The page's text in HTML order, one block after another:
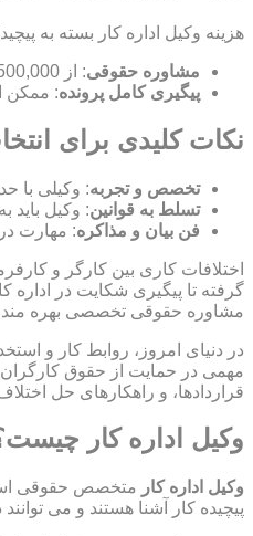
هزینه وکیل اداره کار بسته به
مشاوره حقوقی: از 500,000 تا 1,000,000 تومان برای تنظیم لایحه.
پیگیری کامل پرونده: ممکن است
نکات کلیدی برای
تخصص و تجربه: وکیلی با حداقل 5 سال تجربه در دعاوی اداره
تسلط به قوانین: وکیل باید
فن بیان و مذاکره: مهارت
اختلافات کاری بین کارگر و
گرفته تا پیگیری شکایت در اداره
مشاوره حقوقی تخصصی بهره مند
در دنیای امروز، روابط کار و
مهمی در حمایت از حقوق کارگران
قراردادها، و راهکارهای حل
وکیل اداره کار
وکیل اداره کار متخصص حقوقی است
پیچیده کار آشنا هستند و می